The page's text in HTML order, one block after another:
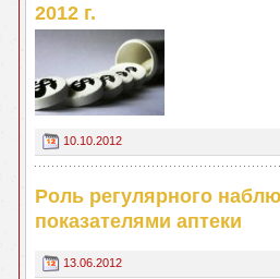
2012 г.
10.10.2012
Роль регулярного
показателями аптеки
13.06.2012